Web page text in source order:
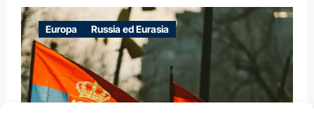
Europa Russia ed Eurasia